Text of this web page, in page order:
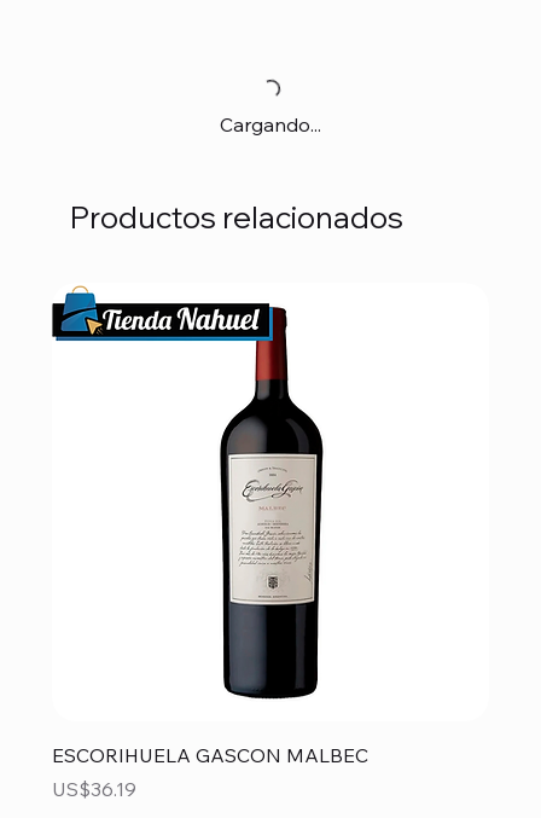
Cargando...
Productos relacionados
ESCORIHUELA GASCON MALBEC
Precio
US$36.19